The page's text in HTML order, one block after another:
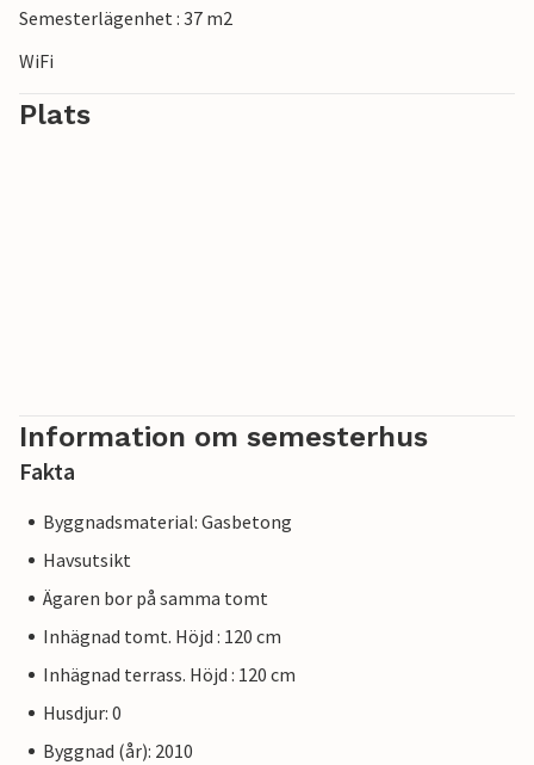
Semesterlägenhet : 37 m2
WiFi
Plats
Information om semesterhus
Fakta
Byggnadsmaterial: Gasbetong
Havsutsikt
Ägaren bor på samma tomt
Inhägnad tomt. Höjd : 120 cm
Inhägnad terrass. Höjd : 120 cm
Husdjur: 0
Byggnad (år): 2010